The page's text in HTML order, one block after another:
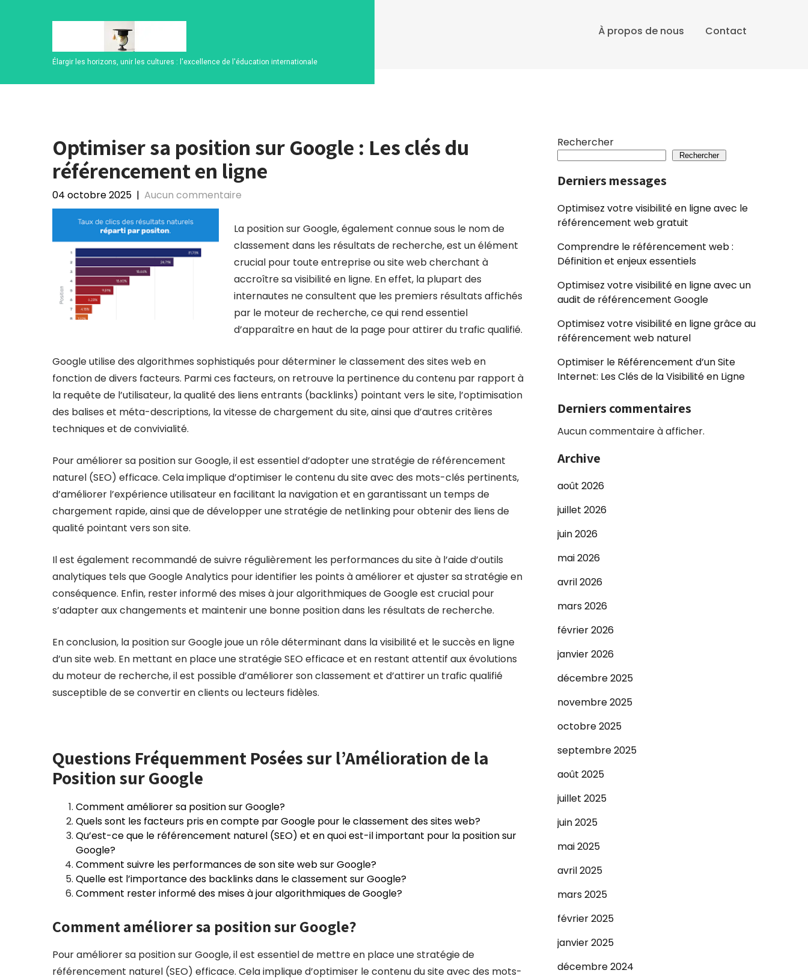
Élargir les horizons, unir les cultures : l'excellence de l'éducation internationale
À propos de nous Contact
Optimiser sa position sur Google : Les clés du
référencement en ligne
04 octobre 2025 | Aucun commentaire
La position sur Google, également connue sous le nom de
classement dans les résultats de recherche, est un élément
crucial pour toute entreprise ou site web cherchant à
accroître sa visibilité en ligne. En effet, la plupart des
internautes ne consultent que les premiers résultats affichés
par le moteur de recherche, ce qui rend essentiel
d’apparaître en haut de la page pour attirer du trafic qualifié.
Google utilise des algorithmes sophistiqués pour déterminer le classement des sites web en
fonction de divers facteurs. Parmi ces facteurs, on retrouve la pertinence du contenu par rapport à
la requête de l’utilisateur, la qualité des liens entrants (backlinks) pointant vers le site, l’optimisation
des balises et méta-descriptions, la vitesse de chargement du site, ainsi que d’autres critères
techniques et de convivialité.
Pour améliorer sa position sur Google, il est essentiel d’adopter une stratégie de référencement
naturel (SEO) efficace. Cela implique d’optimiser le contenu du site avec des mots-clés pertinents,
d’améliorer l’expérience utilisateur en facilitant la navigation et en garantissant un temps de
chargement rapide, ainsi que de développer une stratégie de netlinking pour obtenir des liens de
qualité pointant vers son site.
Il est également recommandé de suivre régulièrement les performances du site à l’aide d’outils
analytiques tels que Google Analytics pour identifier les points à améliorer et ajuster sa stratégie en
conséquence. Enfin, rester informé des mises à jour algorithmiques de Google est crucial pour
s’adapter aux changements et maintenir une bonne position dans les résultats de recherche.
En conclusion, la position sur Google joue un rôle déterminant dans la visibilité et le succès en ligne
d’un site web. En mettant en place une stratégie SEO efficace et en restant attentif aux évolutions
du moteur de recherche, il est possible d’améliorer son classement et d’attirer un trafic qualifié
susceptible de se convertir en clients ou lecteurs fidèles.
Questions Fréquemment Posées sur l’Amélioration de la
Position sur Google
Comment améliorer sa position sur Google?
Quels sont les facteurs pris en compte par Google pour le classement des sites web?
Qu’est-ce que le référencement naturel (SEO) et en quoi est-il important pour la position sur
Google?
Comment suivre les performances de son site web sur Google?
Quelle est l’importance des backlinks dans le classement sur Google?
Comment rester informé des mises à jour algorithmiques de Google?
Comment améliorer sa position sur Google?
Pour améliorer sa position sur Google, il est essentiel de mettre en place une stratégie de
référencement naturel (SEO) efficace. Cela implique d’optimiser le contenu du site avec des mots-
Rechercher
Rechercher
Derniers messages
Optimisez votre visibilité en ligne avec le
référencement web gratuit
Comprendre le référencement web :
Définition et enjeux essentiels
Optimisez votre visibilité en ligne avec un
audit de référencement Google
Optimisez votre visibilité en ligne grâce au
référencement web naturel
Optimiser le Référencement d’un Site
Internet: Les Clés de la Visibilité en Ligne
Derniers commentaires
Aucun commentaire à afficher.
Archive
août 2026
juillet 2026
juin 2026
mai 2026
avril 2026
mars 2026
février 2026
janvier 2026
décembre 2025
novembre 2025
octobre 2025
septembre 2025
août 2025
juillet 2025
juin 2025
mai 2025
avril 2025
mars 2025
février 2025
janvier 2025
décembre 2024